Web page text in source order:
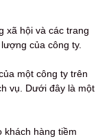
xã hội và các trang
của công ty.
một công ty trên
vụ. Dưới đây là một
khách hàng tiềm